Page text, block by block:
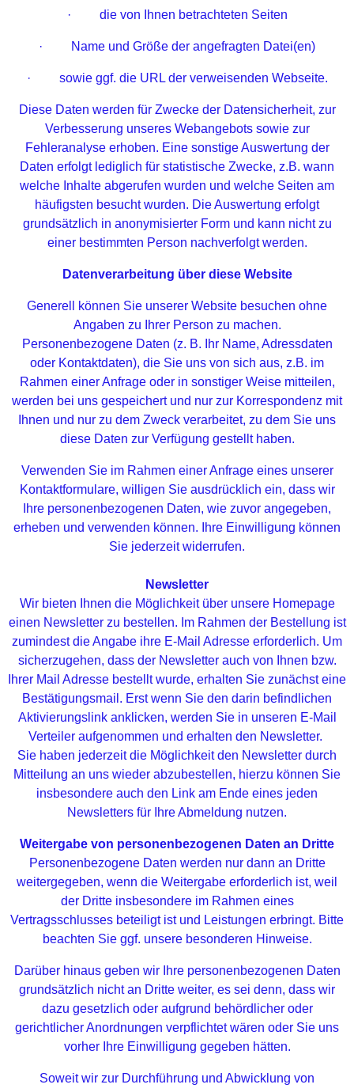
· die von Ihnen betrachteten Seiten
· Name und Größe der angefragten Datei(en)
· sowie ggf. die URL der verweisenden Webseite.
Diese Daten werden für Zwecke der Datensicherheit, zur
Verbesserung unseres Webangebots sowie zur
Fehleranalyse erhoben. Eine sonstige Auswertung der
Daten erfolgt lediglich für statistische Zwecke, z.B. wann
welche Inhalte abgerufen wurden und welche Seiten am
häufigsten besucht wurden. Die Auswertung erfolgt
grundsätzlich in anonymisierter Form und kann nicht zu
einer bestimmten Person nachverfolgt werden.
Datenverarbeitung über diese Website
Generell können Sie unserer Website besuchen ohne
Angaben zu Ihrer Person zu machen.
Personenbezogene Daten (z. B. Ihr Name, Adressdaten
oder Kontaktdaten), die Sie uns von sich aus, z.B. im
Rahmen einer Anfrage oder in sonstiger Weise mitteilen,
werden bei uns gespeichert und nur zur Korrespondenz mit
Ihnen und nur zu dem Zweck verarbeitet, zu dem Sie uns
diese Daten zur Verfügung gestellt haben.
Verwenden Sie im Rahmen einer Anfrage eines unserer
Kontaktformulare, willigen Sie ausdrücklich ein, dass wir
Ihre personenbezogenen Daten, wie zuvor angegeben,
erheben und verwenden können. Ihre Einwilligung können
Sie jederzeit widerrufen.
Newsletter
Wir bieten Ihnen die Möglichkeit über unsere Homepage
einen Newsletter zu bestellen. Im Rahmen der Bestellung ist
zumindest die Angabe ihre E-Mail Adresse erforderlich. Um
sicherzugehen, dass der Newsletter auch von Ihnen bzw.
Ihrer Mail Adresse bestellt wurde, erhalten Sie zunächst eine
Bestätigungsmail. Erst wenn Sie den darin befindlichen
Aktivierungslink anklicken, werden Sie in unseren E-Mail
Verteiler aufgenommen und erhalten den Newsletter.
Sie haben jederzeit die Möglichkeit den Newsletter durch
Mitteilung an uns wieder abzubestellen, hierzu können Sie
insbesondere auch den Link am Ende eines jeden
Newsletters für Ihre Abmeldung nutzen.
Weitergabe von personenbezogenen Daten an Dritte
Personenbezogene Daten werden nur dann an Dritte
weitergegeben, wenn die Weitergabe erforderlich ist, weil
der Dritte insbesondere im Rahmen eines
Vertragsschlusses beteiligt ist und Leistungen erbringt. Bitte
beachten Sie ggf. unsere besonderen Hinweise.
Darüber hinaus geben wir Ihre personenbezogenen Daten
grundsätzlich nicht an Dritte weiter, es sei denn, dass wir
dazu gesetzlich oder aufgrund behördlicher oder
gerichtlicher Anordnungen verpflichtet wären oder Sie uns
vorher Ihre Einwilligung gegeben hätten.
Soweit wir zur Durchführung und Abwicklung von